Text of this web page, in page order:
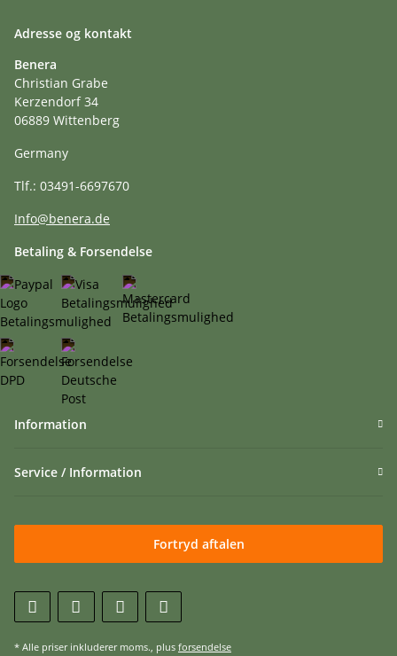
Adresse og kontakt
Benera
Christian Grabe
Kerzendorf 34
06889 Wittenberg
Germany
Tlf.: 03491-6697670
Info@benera.de
Betaling & Forsendelse
Information
Service / Information
Fortryd aftalen
* Alle priser inkluderer moms., plus forsendelse